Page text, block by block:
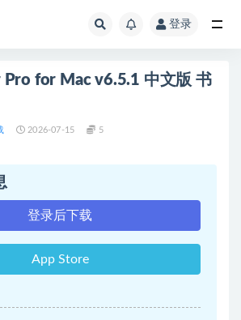
登录
Pro for Mac v6.5.1 中文版 书
2026-07-15 5
登录后下载
App Store